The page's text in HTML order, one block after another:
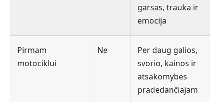
garsas, trauka ir
emocija
Pirmam
motociklui
Ne
Per daug galios,
svorio, kainos ir
atsakomybės
pradedančiajam